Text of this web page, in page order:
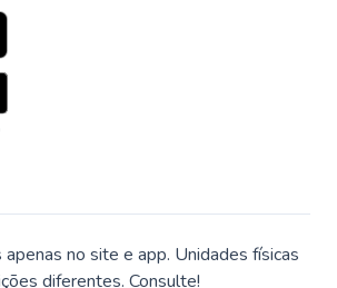
apenas no site e app. Unidades físicas
diferentes. Consulte!